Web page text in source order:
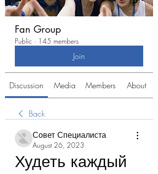
Fan Group
Public · 145 members
Join
Discussion Media Members About
Back
Совет Специалиста
August 26, 2023
Худеть каждый